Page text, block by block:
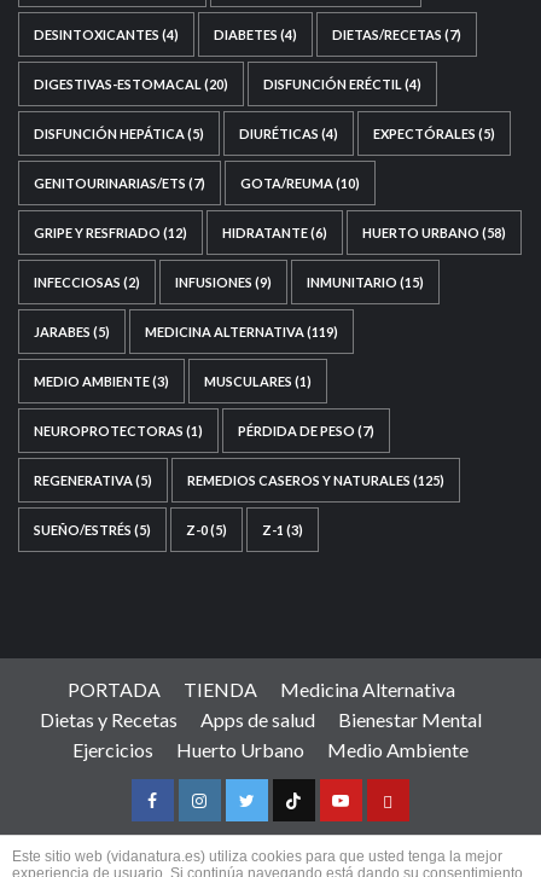
DESINTOXICANTES (4) DIABETES (4) DIETAS/RECETAS (7)
DIGESTIVAS-ESTOMACAL (20) DISFUNCIÓN ERÉCTIL (4)
DISFUNCIÓN HEPÁTICA(5) DIURÉTICAS (4) EXPECTÓRALES (5)
GENITOURINARIAS/ETS (7) GOTA/REUMA(10)
GRIPE Y RESFRIADO (12) HIDRATANTE(6) HUERTO URBANO (58)
INFECCIOSAS (2) INFUSIONES (9) INMUNITARIO (15)
JARABES (5) MEDICINA ALTERNATIVA(119)
MEDIO AMBIENTE(3) MUSCULARES (1)
NEUROPROTECTORAS (1) PÉRDIDA DE PESO (7)
REGENERATIVA(5) REMEDIOS CASEROS Y NATURALES (125)
SUEÑO/ESTRÉS (5) Z-0(5) Z-1 (3)
PORTADA TIENDA
Medicina Alternativa
Dietas y Recetas
Apps de salud
Bienestar Mental
Ejercicios
Huerto Urbano Medio Ambiente
FacebookInstagramTwitterTicTocYoutubeAmazon
Este sitio web (vidanatura.es) utiliza cookies para que usted tenga la mejor
experiencia de usuario. Si continúa navegando está dando su consentimiento